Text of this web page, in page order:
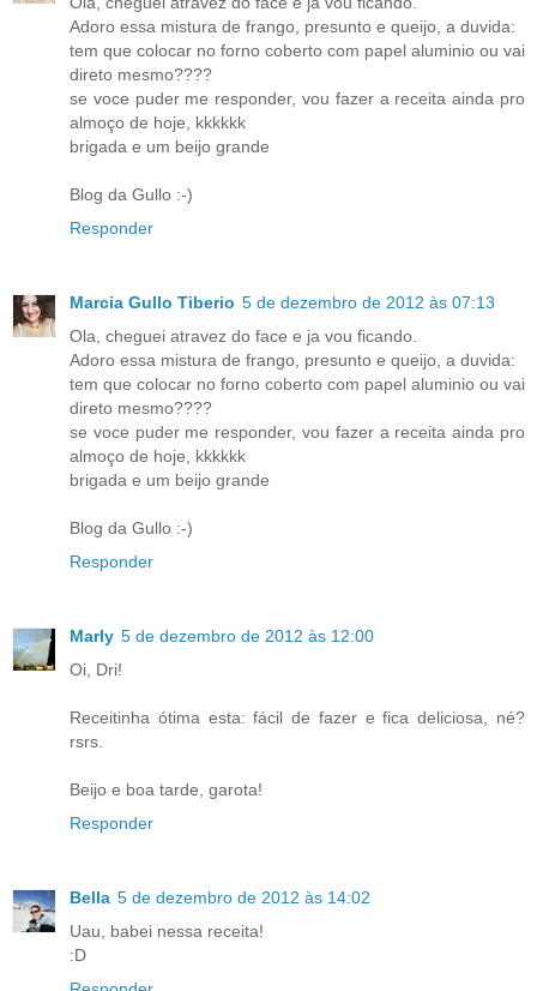
Adoro essa mistura de frango, presunto e queijo, a duvida:
tem que colocar no forno coberto com papel aluminio ou vai
direto mesmo????
se voce puder me responder, vou fazer a receita ainda pro
almoço de hoje, kkkkkk
brigada e um beijo grande
Blog da Gullo :-)
Responder
Marcia Gullo Tiberio 5 de dezembro de 2012 às 07:13
Ola, cheguei atravez do face e ja vou ficando.
Adoro essa mistura de frango, presunto e queijo, a duvida:
tem que colocar no forno coberto com papel aluminio ou vai
direto mesmo????
se voce puder me responder, vou fazer a receita ainda pro
almoço de hoje, kkkkkk
brigada e um beijo grande
Blog da Gullo :-)
Responder
Marly 5 de dezembro de 2012 às 12:00
Oi, Dri!
Receitinha ótima esta: fácil de fazer e fica deliciosa, né?
rsrs.
Beijo e boa tarde, garota!
Responder
Bella 5 de dezembro de 2012 às 14:02
Uau, babei nessa receita!
:D